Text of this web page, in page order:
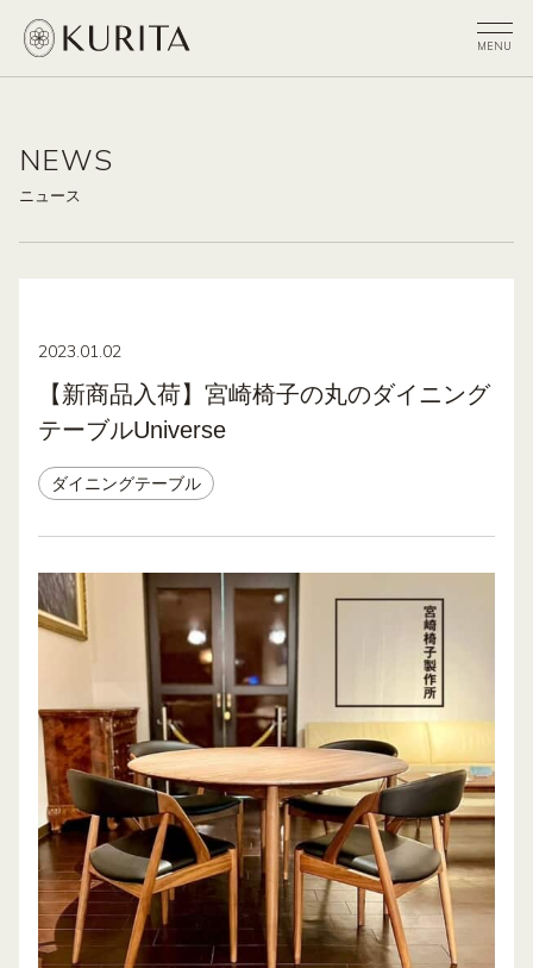
NEWS
ニュース
2023.01.02
【新商品入荷】宮崎椅子の丸のダイニング
テーブルUniverse
ダイニングテーブル